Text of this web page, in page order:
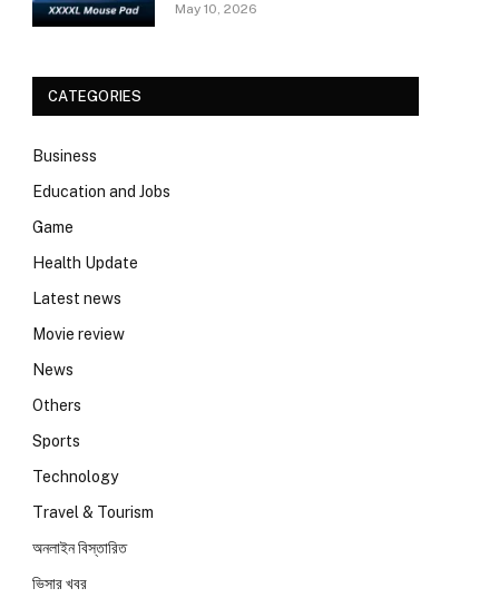
May 10, 2026
CATEGORIES
Business
Education and Jobs
Game
Health Update
Latest news
Movie review
News
Others
Sports
Technology
Travel & Tourism
অনলাইন বিস্তারিত
ভিসার খবর